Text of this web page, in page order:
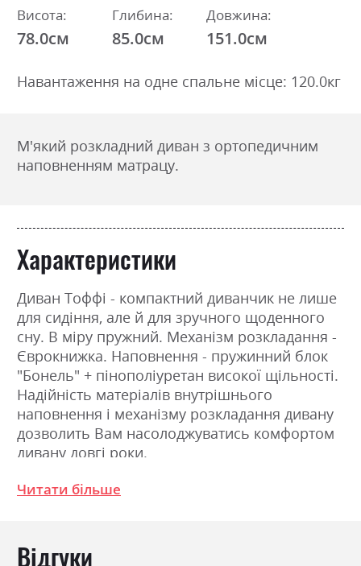
Висота:
78.0см
Глибина:
85.0см
Довжина:
151.0см
Навантаження на одне спальне місце: 120.0кг
М'який розкладний диван з ортопедичним
наповненням матрацу.
Характеристики
Диван Тоффі - компактний диванчик не лише
для сидіння, але й для зручного щоденного
сну. В міру пружний. Механізм розкладання -
Єврокнижка. Наповнення - пружинний блок
"Бонель" + пінополіуретан високої щільності.
Надійність матеріалів внутрішнього
наповнення і механізму розкладання дивану
дозволить Вам насолоджуватись комфортом
дивану довгі роки.
Читати більше
Відгуки